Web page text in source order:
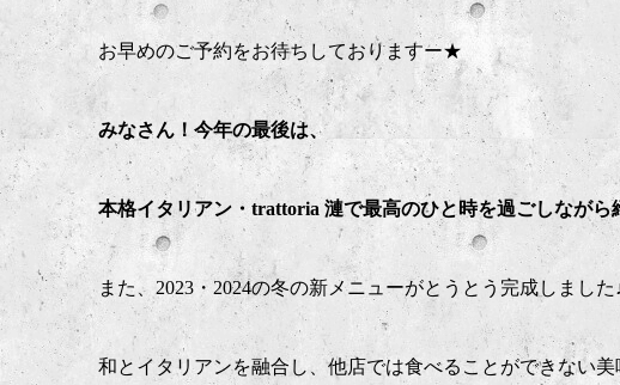
お早めのご予約をお待ちしておりますー★
みなさん！今年の最後は、
本格イタリアン・trattoria 漣で最高のひと時を過ごしながら
また、2023・2024の冬の新メニューがとうとう完成しました
和とイタリアンを融合し、他店では食べることができない